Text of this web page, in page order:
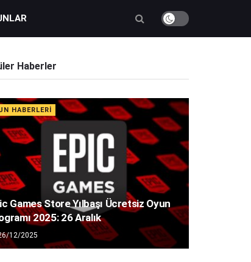
Haberler
HABERLERI
Games Store Yılbaşı Ücretsiz Oyun
2025: 26 Aralık
12/2025